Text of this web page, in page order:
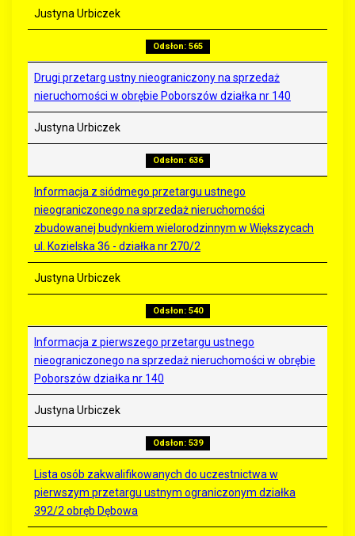
Justyna Urbiczek
Odsłon: 565
Drugi przetarg ustny nieograniczony na sprzedaż
nieruchomości w obrębie Poborszów działka nr 140
Justyna Urbiczek
Odsłon: 636
Informacja z siódmego przetargu ustnego
nieograniczonego na sprzedaż nieruchomości
zbudowanej budynkiem wielorodzinnym w Większycach
ul. Kozielska 36 - działka nr 270/2
Justyna Urbiczek
Odsłon: 540
Informacja z pierwszego przetargu ustnego
nieograniczonego na sprzedaż nieruchomości w obrębie
Poborszów działka nr 140
Justyna Urbiczek
Odsłon: 539
Lista osób zakwalifikowanych do uczestnictwa w
pierwszym przetargu ustnym ograniczonym działka
392/2 obręb Dębowa